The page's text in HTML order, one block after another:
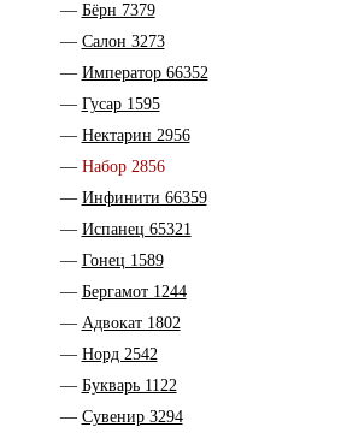
Бёрн 7379
Салон 3273
Император 66352
Гусар 1595
Нектарин 2956
Набор 2856
Инфинити 66359
Испанец 65321
Гонец 1589
Бергамот 1244
Адвокат 1802
Норд 2542
Букварь 1122
Сувенир 3294